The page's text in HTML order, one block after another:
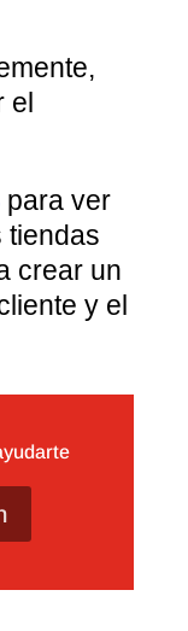
para ver
tiendas
crear un
y el